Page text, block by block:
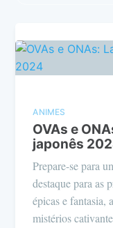
ANIMES
OVAs e
japonês
Prepare-se para
destaque para as
épicas e fantasia,
mistérios